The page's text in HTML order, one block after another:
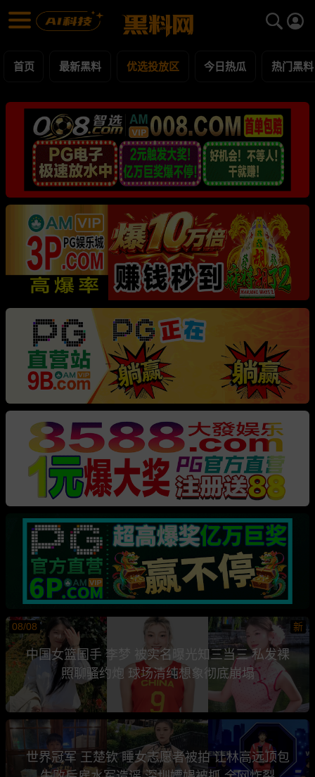
优选投放区 每日更新黑料吃瓜爆料
首页 最新黑料 优选投放区 今日热瓜 热门黑料
08/08 新
中国女篮国手 李梦 被实名曝光知三当三 私发裸
照聊骚约炮 球场清纯想象彻底崩塌
世界冠军 王楚钦 睡女志愿者被拍 让林高远顶包